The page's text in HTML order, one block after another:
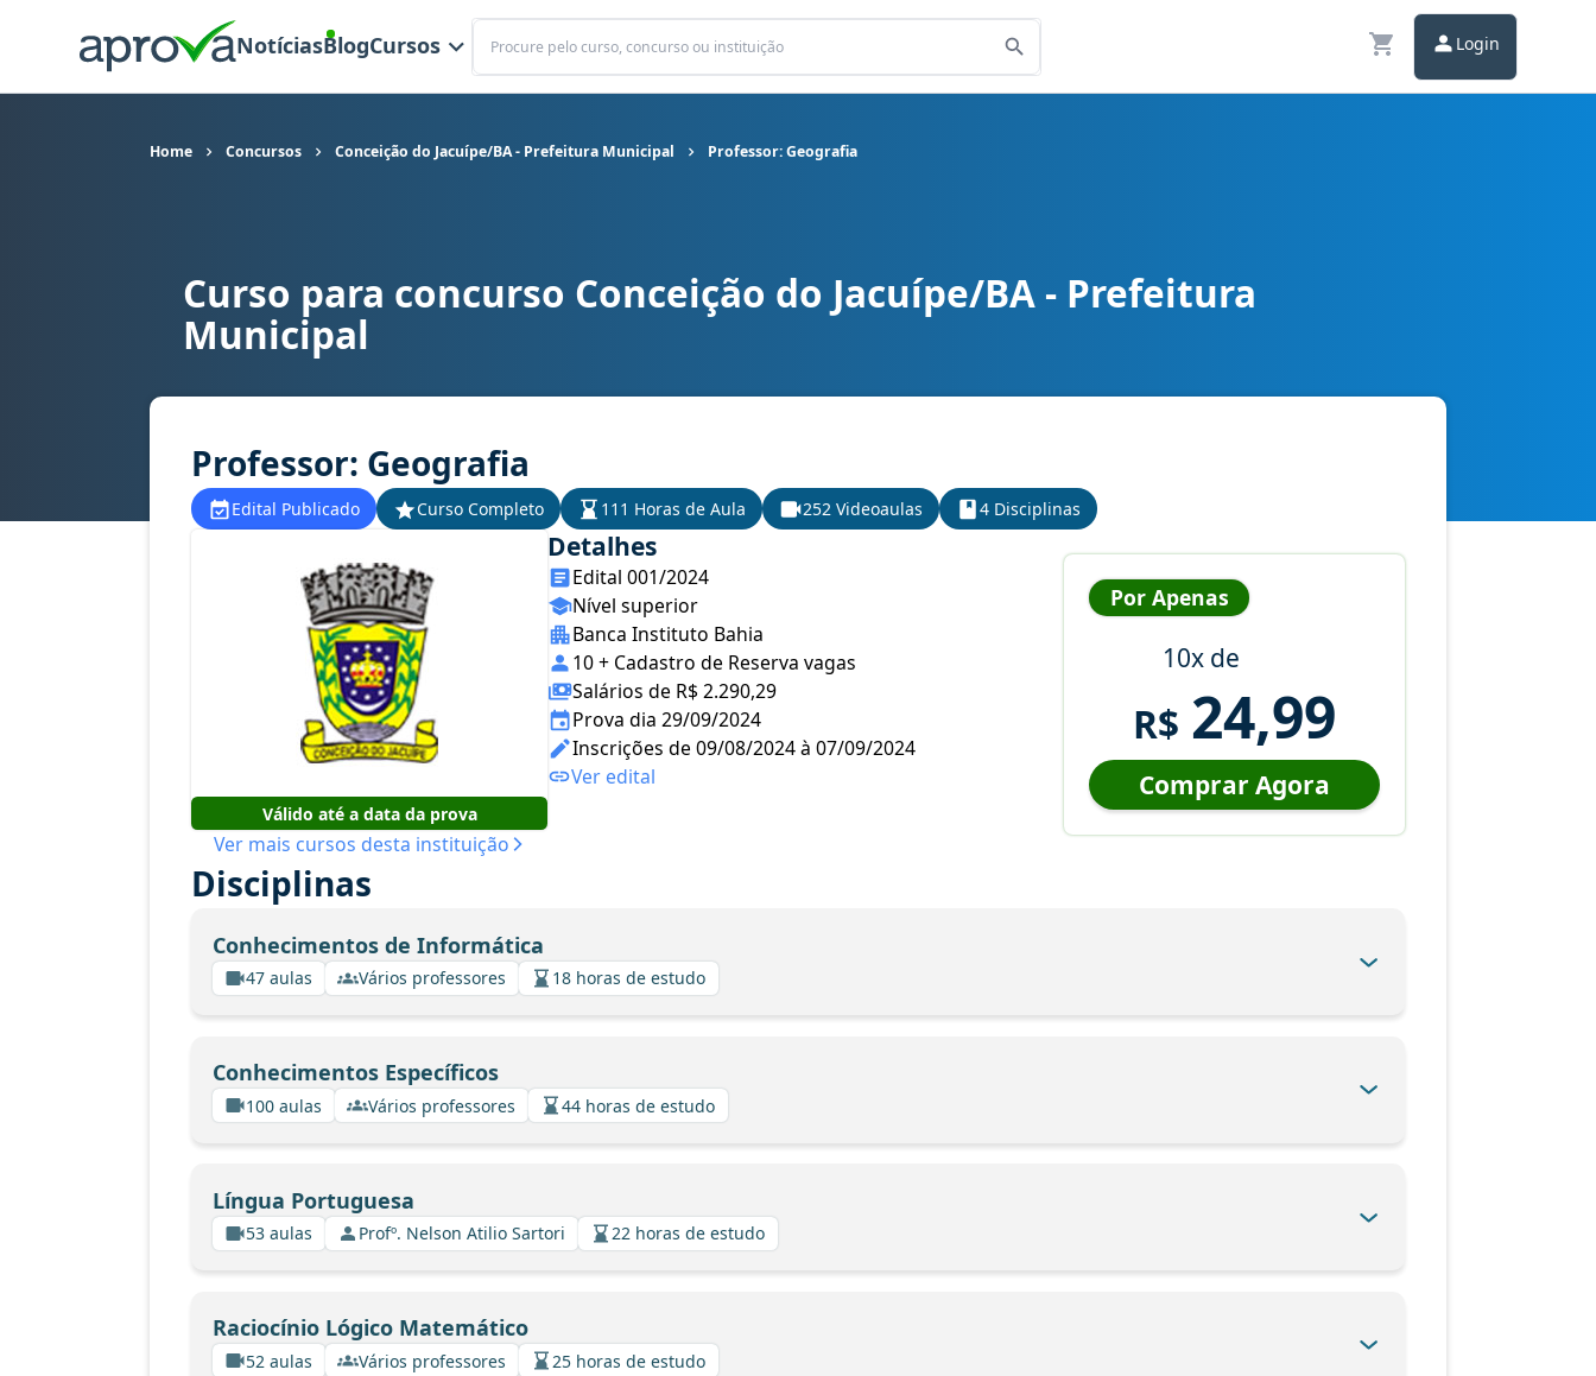
NotíciasBlogCursos
Buscar
Login
Home Concursos Conceição do Jacuípe/BA - Prefeitura Municipal Professor: Geografia
Curso para concurso Conceição do Jacuípe/BA - Prefeitura Municipal cargo Professor: Geografia
Curso para concurso Conceição do Jacuípe/BA - Prefeitura
Municipal
Professor: Geografia
Edital Publicado Curso Completo 111 Horas de Aula 252 Videoaulas 4 Disciplinas
Válido até a data da prova
Ver mais cursos desta instituição
Detalhes
Edital 001/2024
Nível superior
Banca Instituto Bahia
10 + Cadastro de Reserva vagas
Salários de R$ 2.290,29
Prova dia 29/09/2024
Inscrições de 09/08/2024 à 07/09/2024
Ver edital
Por Apenas
10x de
R$ 24,99
Comprar Agora
Disciplinas
Conhecimentos de Informática
47 aulas Vários professores 18 horas de estudo
Conhecimentos Específicos
100 aulas Vários professores 44 horas de estudo
Língua Portuguesa
53 aulas Profº. Nelson Atilio Sartori 22 horas de estudo
Raciocínio Lógico Matemático
52 aulas Vários professores 25 horas de estudo